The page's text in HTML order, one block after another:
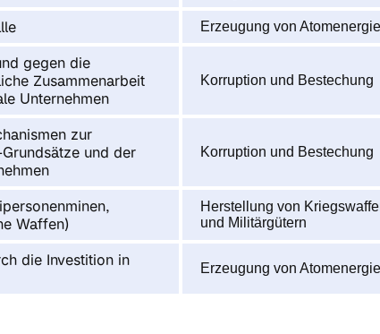
Erzeugung von Atomenergie
gegen die
Zusammenarbeit
Unternehmen
Korruption und Bestechung
zur
und der
Korruption und Bestechung
Waffen)
Herstellung von
und Militärgütern
die Investition in
Erzeugung von Atomenergie